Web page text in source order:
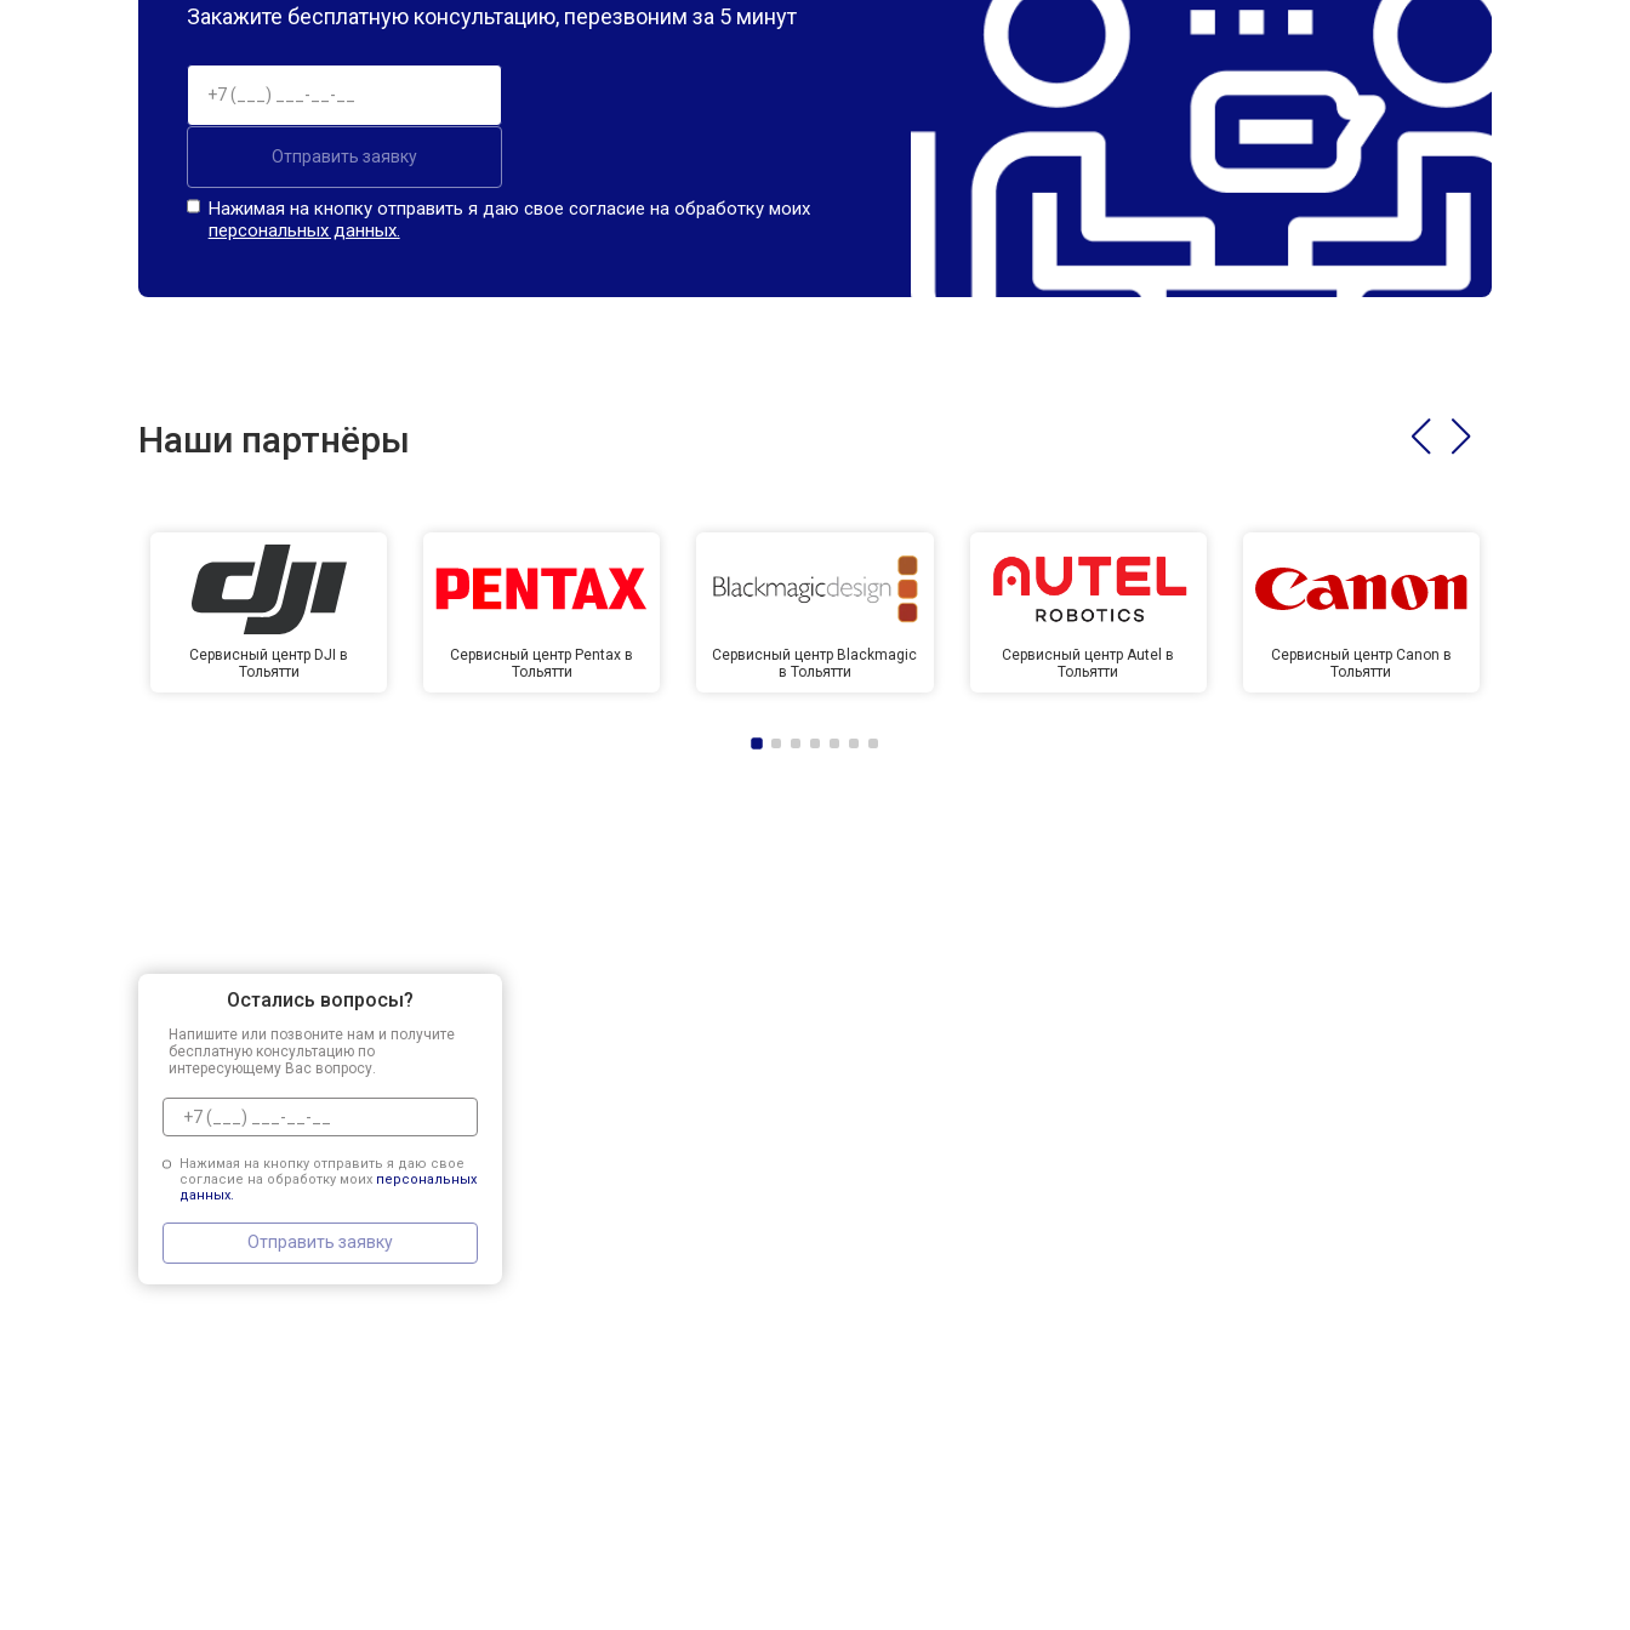
Закажите бесплатную консультацию, перезвоним за 5 минут
Отправить заявку
Нажимая на кнопку отправить я даю свое согласие на обработку моих
персональных данных.
Наши партнёры
Сервисный центр DJI в
Тольятти
Сервисный центр Pentax в
Тольятти
Сервисный центр Blackmagic
в Тольятти
Сервисный центр Autel в
Тольятти
Сервисный центр Canon в
Тольятти
Остались вопросы?
Напишите или позвоните нам и получите
бесплатную консультацию по
интересующему Вас вопросу.
Нажимая на кнопку отправить я даю свое
согласие на обработку моих персональных
данных.
Отправить заявку